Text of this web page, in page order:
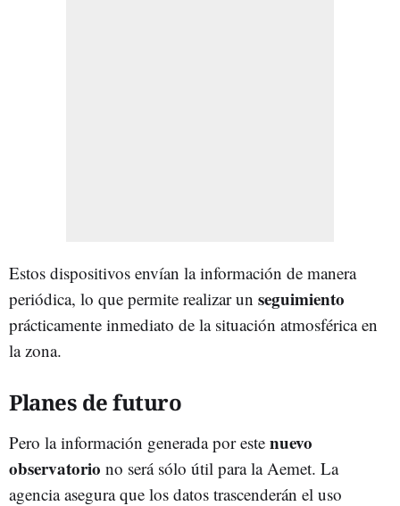
Estos dispositivos envían la información de manera
periódica, lo que permite realizar un seguimiento
prácticamente inmediato de la situación atmosférica en
la zona.
Planes de futuro
Pero la información generada por este nuevo
observatorio no será sólo útil para la Aemet. La
agencia asegura que los datos trascenderán el uso